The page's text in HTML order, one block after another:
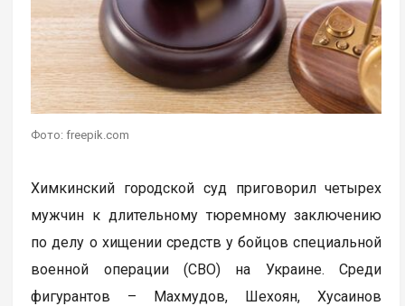
Фото: freepik.com
Химкинский городской суд приговорил четырех
мужчин к длительному тюремному заключению
по делу о хищении средств у бойцов специальной
военной операции (СВО) на Украине. Среди
фигурантов – Махмудов, Шехоян, Хусаинов